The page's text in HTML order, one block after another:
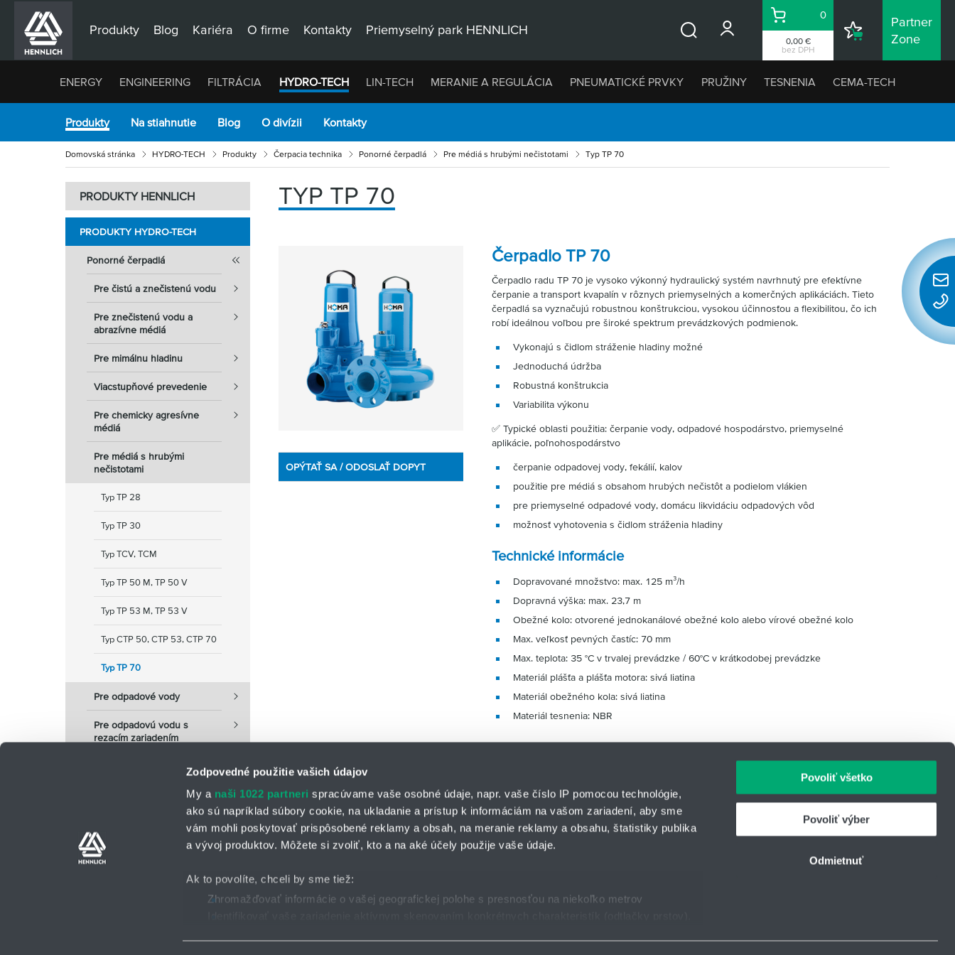
Zodpovedné použitie vašich údajov
My a naši 1022 partneri spracúvame vaše osobné údaje, napr. vaše číslo IP pomocou technológie,
ako sú napríklad súbory cookie, na ukladanie a prístup k informáciám na vašom zariadení, aby sme
vám mohli poskytovať prispôsobené reklamy a obsah, na meranie reklamy a obsahu, štatistiky publika
a vývoj produktov. Môžete si zvoliť, kto a na aké účely použije vaše údaje.
Ak to povolíte, chceli by sme tiež:
Zhromažďovať informácie o vašej geografickej polohe s presnosťou na niekoľko metrov
Povoliť všetko
Povoliť výber
Odmietnuť
Produkty Blog Kariéra O firme Kontakty Priemyselný park HENNLICH
0,00 €
bez DPH
Košík
0
Nákupný
Partner
Zone
ENERGY ENGINEERING FILTRÁCIA HYDRO-TECH LIN-TECH MERANIE A REGULÁCIA PNEUMATICKÉ PRVKY PRUŽINY TESNENIA CEMA-TECH
Produkty Na stiahnutie Blog O divízii Kontakty
Domovská stránka HYDRO-TECH Produkty Čerpacia technika Ponorné čerpadlá Pre médiá s hrubými nečistotami Typ TP 70
PRODUKTY HENNLICH
PRODUKTY HYDRO-TECH
Ponorné čerpadlá
Pre čistú a znečistenú vodu
Pre znečistenú vodu a
abrazívne médiá
Pre mimálnu hladinu
Viacstupňové prevedenie
Pre chemicky agresívne
médiá
Pre médiá s hrubými
nečistotami
Typ TP 28
Typ TP 30
Typ TCV, TCM
Typ TP 50 M, TP 50 V
Typ TP 53 M, TP 53 V
Typ CTP 50, CTP 53, CTP 70
Typ TP 70
Pre odpadové vody
Pre odpadovú vodu s
rezacím zariadením
TYP TP 70
OPÝTAŤ SA / ODOSLAŤ DOPYT
Čerpadlo TP 70
Čerpadlo radu TP 70 je vysoko výkonný hydraulický systém navrhnutý pre efektívne
čerpanie a transport kvapalín v rôznych priemyselných a komerčných aplikáciách. Tieto
čerpadlá sa vyznačujú robustnou konštrukciou, vysokou účinnosťou a flexibilitou, čo ich
robí ideálnou voľbou pre široké spektrum prevádzkových podmienok.
Vykonajú s čidlom stráženie hladiny možné
Jednoduchá údržba
Robustná konštrukcia
Variabilita výkonu
✅ Typické oblasti použitia: čerpanie vody, odpadové hospodárstvo, priemyselné
aplikácie, poľnohospodárstvo
čerpanie odpadovej vody, fekálií, kalov
použitie pre médiá s obsahom hrubých nečistôt a podielom vlákien
pre priemyselné odpadové vody, domácu likvidáciu odpadových vôd
možnosť vyhotovenia s čidlom stráženia hladiny
Technické informácie
Dopravované množstvo: max. 125 m³/h
Dopravná výška: max. 23,7 m
Obežné kolo: otvorené jednokanálové obežné kolo alebo vírové obežné kolo
Max. veľkosť pevných častíc: 70 mm
Max. teplota: 35 °C v trvalej prevádzke / 60°C v krátkodobej prevádzke
Materiál plášťa a plášťa motora: sivá liatina
Materiál obežného kola: sivá liatina
Materiál tesnenia: NBR
HENNLICH s.r.o.
Košťany nad Turcom 543
IČO: 31344500
Telefón: +421 903 447 245